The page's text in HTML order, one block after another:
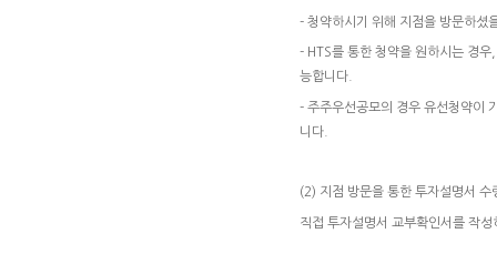
- 청약하시기 위해 지점을 방문하셨
- HTS를 통한 청약을 원하시는 경
능합니다.
- 주주우선공모의 경우 유선청약이
니다.
(2) 지점 방문을 통한 투자설명서 수
직접 투자설명서 교부확인서를 작